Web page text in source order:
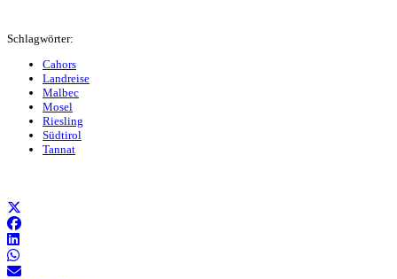
Schlagwörter:
Cahors
Landreise
Malbec
Mosel
Riesling
Südtirol
Tannat